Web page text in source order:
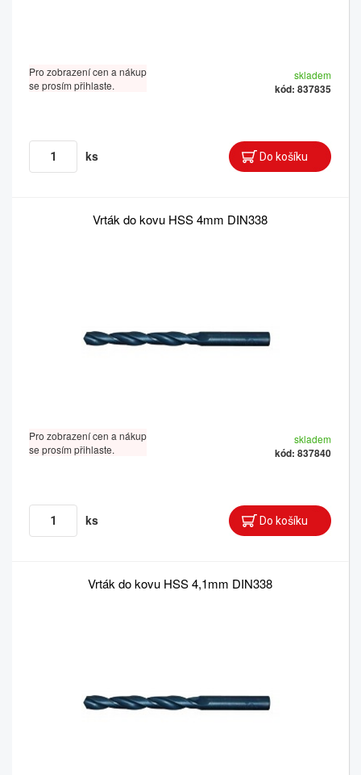
Pro zobrazení cen a nákup
se prosím přihlaste.
skladem
kód: 837835
ks
Vrták do kovu HSS 4mm DIN338
Pro zobrazení cen a nákup
se prosím přihlaste.
skladem
kód: 837840
ks
Vrták do kovu HSS 4,1mm DIN338